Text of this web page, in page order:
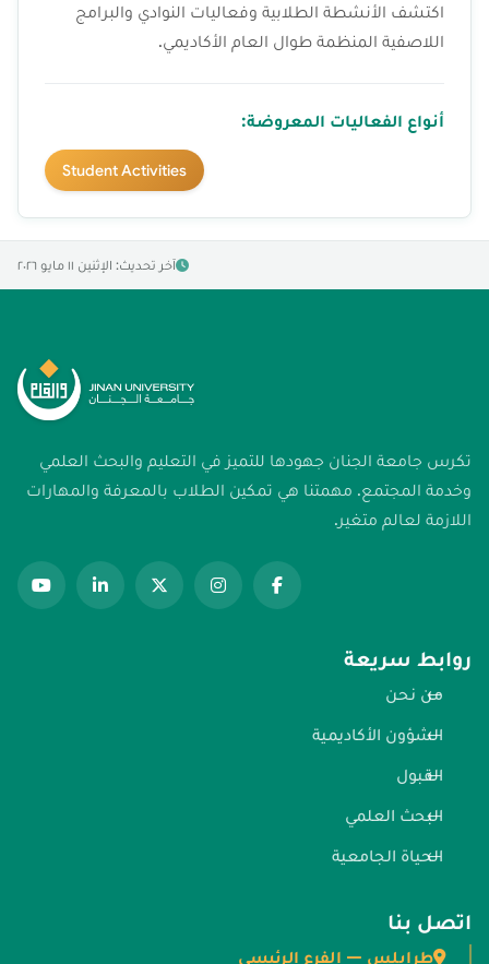
اكتشف الأنشطة الطلابية وفعاليات النوادي والبرامج
اللاصفية المنظمة طوال العام الأكاديمي.
أنواع الفعاليات المعروضة:
Student Activities
آخر تحديث: الإثنين ١١ مايو ٢٠٢٦
تكرس جامعة الجنان جهودها للتميز في التعليم والبحث العلمي
وخدمة المجتمع. مهمتنا هي تمكين الطلاب بالمعرفة والمهارات
اللازمة لعالم متغير.
روابط سريعة
من نحن
الشؤون الأكاديمية
القبول
البحث العلمي
الحياة الجامعية
اتصل بنا
طرابلس — الفرع الرئيسي